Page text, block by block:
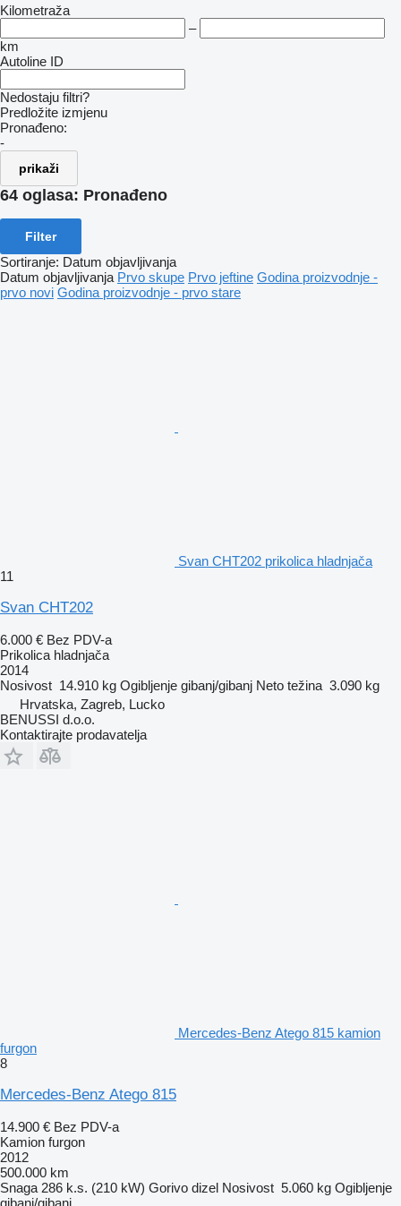
Kilometraža
–
km
Autoline ID
Nedostaju filtri?
Predložite izmjenu
Pronađeno:
-
prikaži
64 oglasa: Pronađeno
Filter
Sortiranje: Datum objavljivanja
Datum objavljivanja Prvo skupe Prvo jeftine Godina proizvodnje -
prvo novi Godina proizvodnje - prvo stare
Svan CHT202 prikolica hladnjača
11
Svan CHT202
6.000 € Bez PDV-a
Prikolica hladnjača
2014
Nosivost 14.910 kg Ogibljenje gibanj/gibanj Neto težina 3.090 kg
Hrvatska, Zagreb, Lucko
BENUSSI d.o.o.
Kontaktirajte prodavatelja
Mercedes-Benz Atego 815 kamion
furgon
8
Mercedes-Benz Atego 815
14.900 € Bez PDV-a
Kamion furgon
2012
500.000 km
Snaga 286 k.s. (210 kW) Gorivo dizel Nosivost 5.060 kg Ogibljenje
gibanj/gibanj